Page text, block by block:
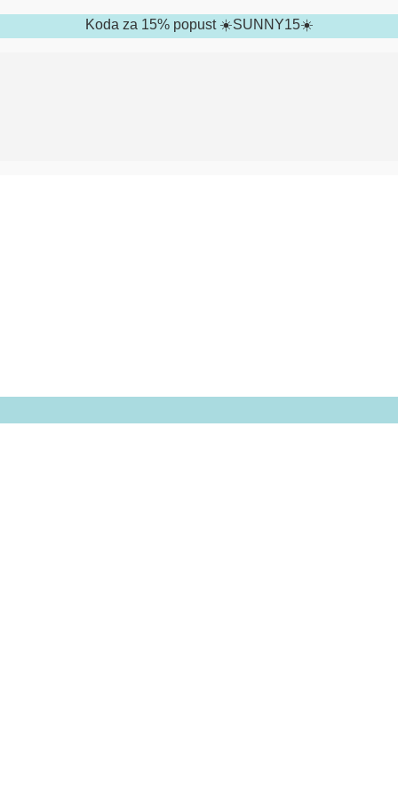
Koda za 15% popust ☀️SUNNY15☀️